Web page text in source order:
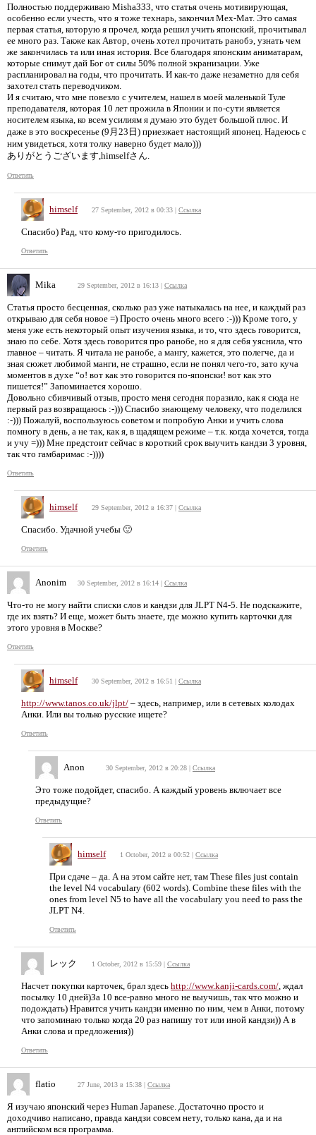
Полностью поддерживаю Misha333, что статья очень мотивирующая,
особенно если учесть, что я тоже технарь, закончил Мех-Мат. Это самая
первая статья, которую я прочел, когда решил учить японский, прочитывал
ее много раз. Также как Автор, очень хотел прочитать ранобэ, узнать чем
же закончилась та или иная история. Все благодаря японским аниматарам,
которые снимут дай Бог от силы 50% полной экранизации. Уже
распланировал на годы, что прочитать. И как-то даже незаметно для себя
захотел стать переводчиком.
И я считаю, что мне повезло с учителем, нашел в моей маленькой Туле
преподавателя, которая 10 лет прожила в Японии и по-сути является
носителем языка, ко всем усилиям я думаю это будет большой плюс. И
даже в это воскресенье (9月23日) приезжает настоящий японец. Надеюсь с
ним увидеться, хотя толку наверно будет мало)))
ありがとうございます,himselfさん.
Ответить
himself 27 September, 2012 в 00:33 | Ссылка
Спасибо) Рад, что кому-то пригодилось.
Ответить
Mika 29 September, 2012 в 16:13 | Ссылка
Статья просто бесценная, сколько раз уже натыкалась на нее, и каждый раз
открываю для себя новое =) Просто очень много всего :-))) Кроме того, у
меня уже есть некоторый опыт изучения языка, и то, что здесь говорится,
знаю по себе. Хотя здесь говорится про ранобе, но я для себя уяснила, что
главное – читать. Я читала не ранобе, а мангу, кажется, это полегче, да и
зная сюжет любимой манги, не страшно, если не понял чего-то, зато куча
моментов в духе “о! вот как это говорится по-японски! вот как это
пишется!” Запоминается хорошо.
Довольно сбивчивый отзыв, просто меня сегодня поразило, как я сюда не
первый раз возвращаюсь :-))) Спасибо знающему человеку, что поделился
:-))) Пожалуй, воспользуюсь советом и попробую Анки и учить слова
помногу в день, а не так, как я, в щадящем режиме – т.к. когда хочется, тогда
и учу =))) Мне предстоит сейчас в короткий срок выучить кандзи 3 уровня,
так что гамбаримас :-))))
Ответить
himself 29 September, 2012 в 16:37 | Ссылка
Спасибо. Удачной учебы 🙂
Ответить
Anonim 30 September, 2012 в 16:14 | Ссылка
Что-то не могу найти списки слов и кандзи для JLPT N4-5. Не подскажите,
где их взять? И еще, может быть знаете, где можно купить карточки для
этого уровня в Москве?
Ответить
himself 30 September, 2012 в 16:51 | Ссылка
http://www.tanos.co.uk/jlpt/ – здесь, например, или в сетевых колодах
Анки. Или вы только русские ищете?
Ответить
Anon 30 September, 2012 в 20:28 | Ссылка
Это тоже подойдет, спасибо. А каждый уровень включает все
предыдущие?
Ответить
himself 1 October, 2012 в 00:52 | Ссылка
При сдаче – да. А на этом сайте нет, там These files just contain
the level N4 vocabulary (602 words). Combine these files with the
ones from level N5 to have all the vocabulary you need to pass the
JLPT N4.
Ответить
レック 1 October, 2012 в 15:59 | Ссылка
Насчет покупки карточек, брал здесь http://www.kanji-cards.com/ , ждал
посылку 10 дней)За 10 все-равно много не выучишь, так что можно и
подождать) Нравится учить кандзи именно по ним, чем в Анки, потому
что запоминаю только когда 20 раз напишу тот или иной кандзи)) А в
Анки слова и предложения))
Ответить
flatio 27 June, 2013 в 15:38 | Ссылка
Я изучаю японский через Human Japanese. Достаточно просто и
доходчиво написано, правда кандзи совсем нету, только кана, да и на
английском вся программа.